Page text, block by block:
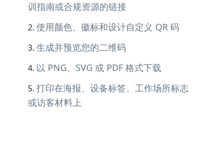
训指南或合规资源的链接
使用颜色、徽标和设计自定义 QR 码
生成并预览您的二维码
以 PNG、SVG 或 PDF 格式下载
打印在海报、设备标签、工作场所标志
或访客材料上